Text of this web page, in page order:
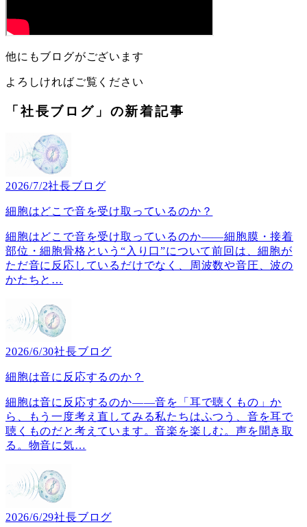
他にもブログがございます
よろしければご覧ください
「社長ブログ」の新着記事
2026/7/2社長ブログ
細胞はどこで音を受け取っているのか？
細胞はどこで音を受け取っているのか――細胞膜・接着
部位・細胞骨格という“入り口”について前回は、細胞が
ただ音に反応しているだけでなく、周波数や音圧、波の
かたちと …
2026/6/30社長ブログ
細胞は音に反応するのか？
細胞は音に反応するのか――音を「耳で聴くもの」か
ら、もう一度考え直してみる私たちはふつう、音を耳で
聴くものだと考えています。音楽を楽しむ。声を聞き取
る。物音に気…
2026/6/29社長ブログ